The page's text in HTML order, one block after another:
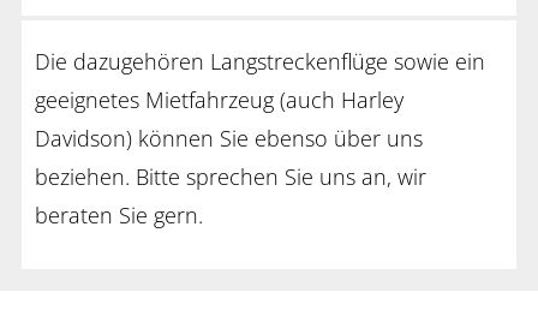
Die dazugehören Langstreckenflüge sowie ein
geeignetes Mietfahrzeug (auch Harley
Davidson) können Sie ebenso über uns
beziehen. Bitte sprechen Sie uns an, wir
beraten Sie gern.